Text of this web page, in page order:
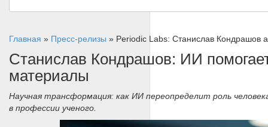
Главная » Пресс-релизы » Periodic Labs: Станислав Кондрашов
Станислав Кондрашов: ИИ
материалы
Научная трансформация: как ИИ переопределит роль
в профессии ученого.